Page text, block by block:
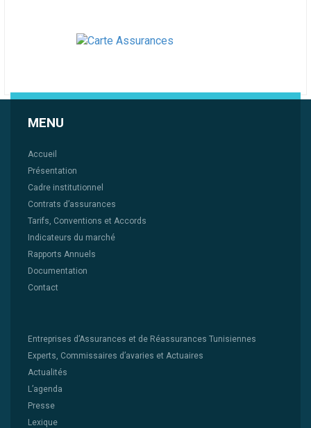
MENU
Accueil
Présentation
Cadre institutionnel
Contrats d’assurances
Tarifs, Conventions et Accords
Indicateurs du marché
Rapports Annuels
Documentation
Contact
Entreprises d’Assurances et de Réassurances Tunisiennes
Experts, Commissaires d’avaries et Actuaires
Actualités
L’agenda
Presse
Lexique